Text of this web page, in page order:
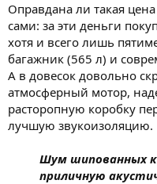
Оправдана ли такая
сами: за эти деньги
хотя и всего лишь
багажник (565 л) и
А в довесок довольно
атмосферный мотор,
расторопную коробку
лучшую звукоизоляцию.
Шум шипованных
приличную